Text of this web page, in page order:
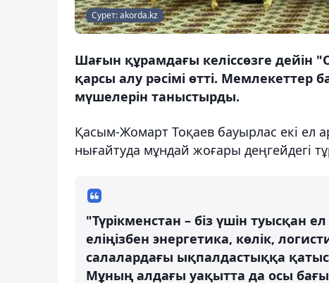
Сурет: akorda.kz
Шағын құрамдағы келіссөзге дейін
қарсы алу рәсімі өтті. Мемлекеттер
мүшелерін таныстырды.
Қасым-Жомарт Тоқаев бауырлас екі
нығайтуда мұндай жоғары деңгейдегі
"Түрікменстан – біз үшін туысқан
еліңізбен энергетика, көлік,
салалардағы ықпалдастыққа
Мұның алдағы уақытта да осы